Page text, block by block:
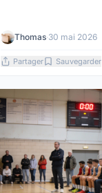
Thomas·30 mai 2026
Partager Sauvegarder